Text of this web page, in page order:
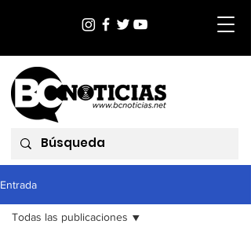
Entrada
Todas las publicaciones